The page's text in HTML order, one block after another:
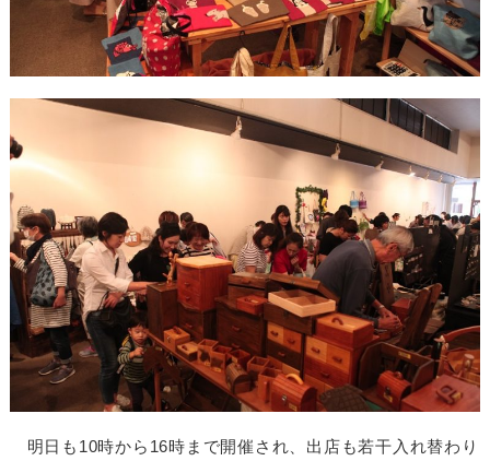
明日も10時から16時まで開催され、出店も若干入れ替わり